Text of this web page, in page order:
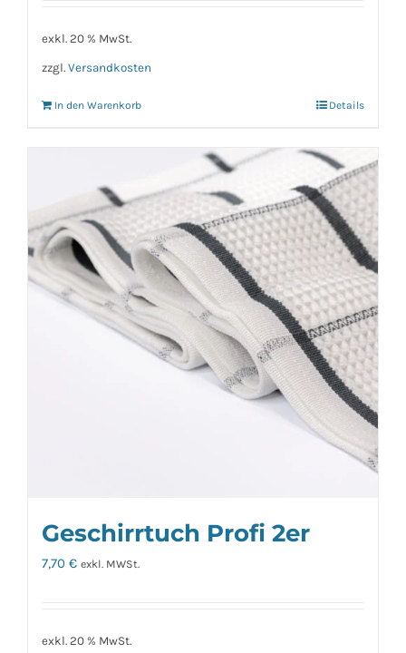
exkl. 20 % MwSt.
zzgl. Versandkosten
In den Warenkorb Details
Geschirrtuch Profi 2er
7,70 € exkl. MWSt.
exkl. 20 % MwSt.